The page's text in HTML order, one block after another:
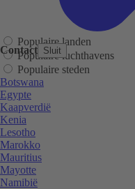
Contact Sluit
Populaire landen
Populaire luchthavens
Populaire steden
Botswana
Egypte
Kaapverdië
Kenia
Lesotho
Marokko
Mauritius
Mayotte
Namibië